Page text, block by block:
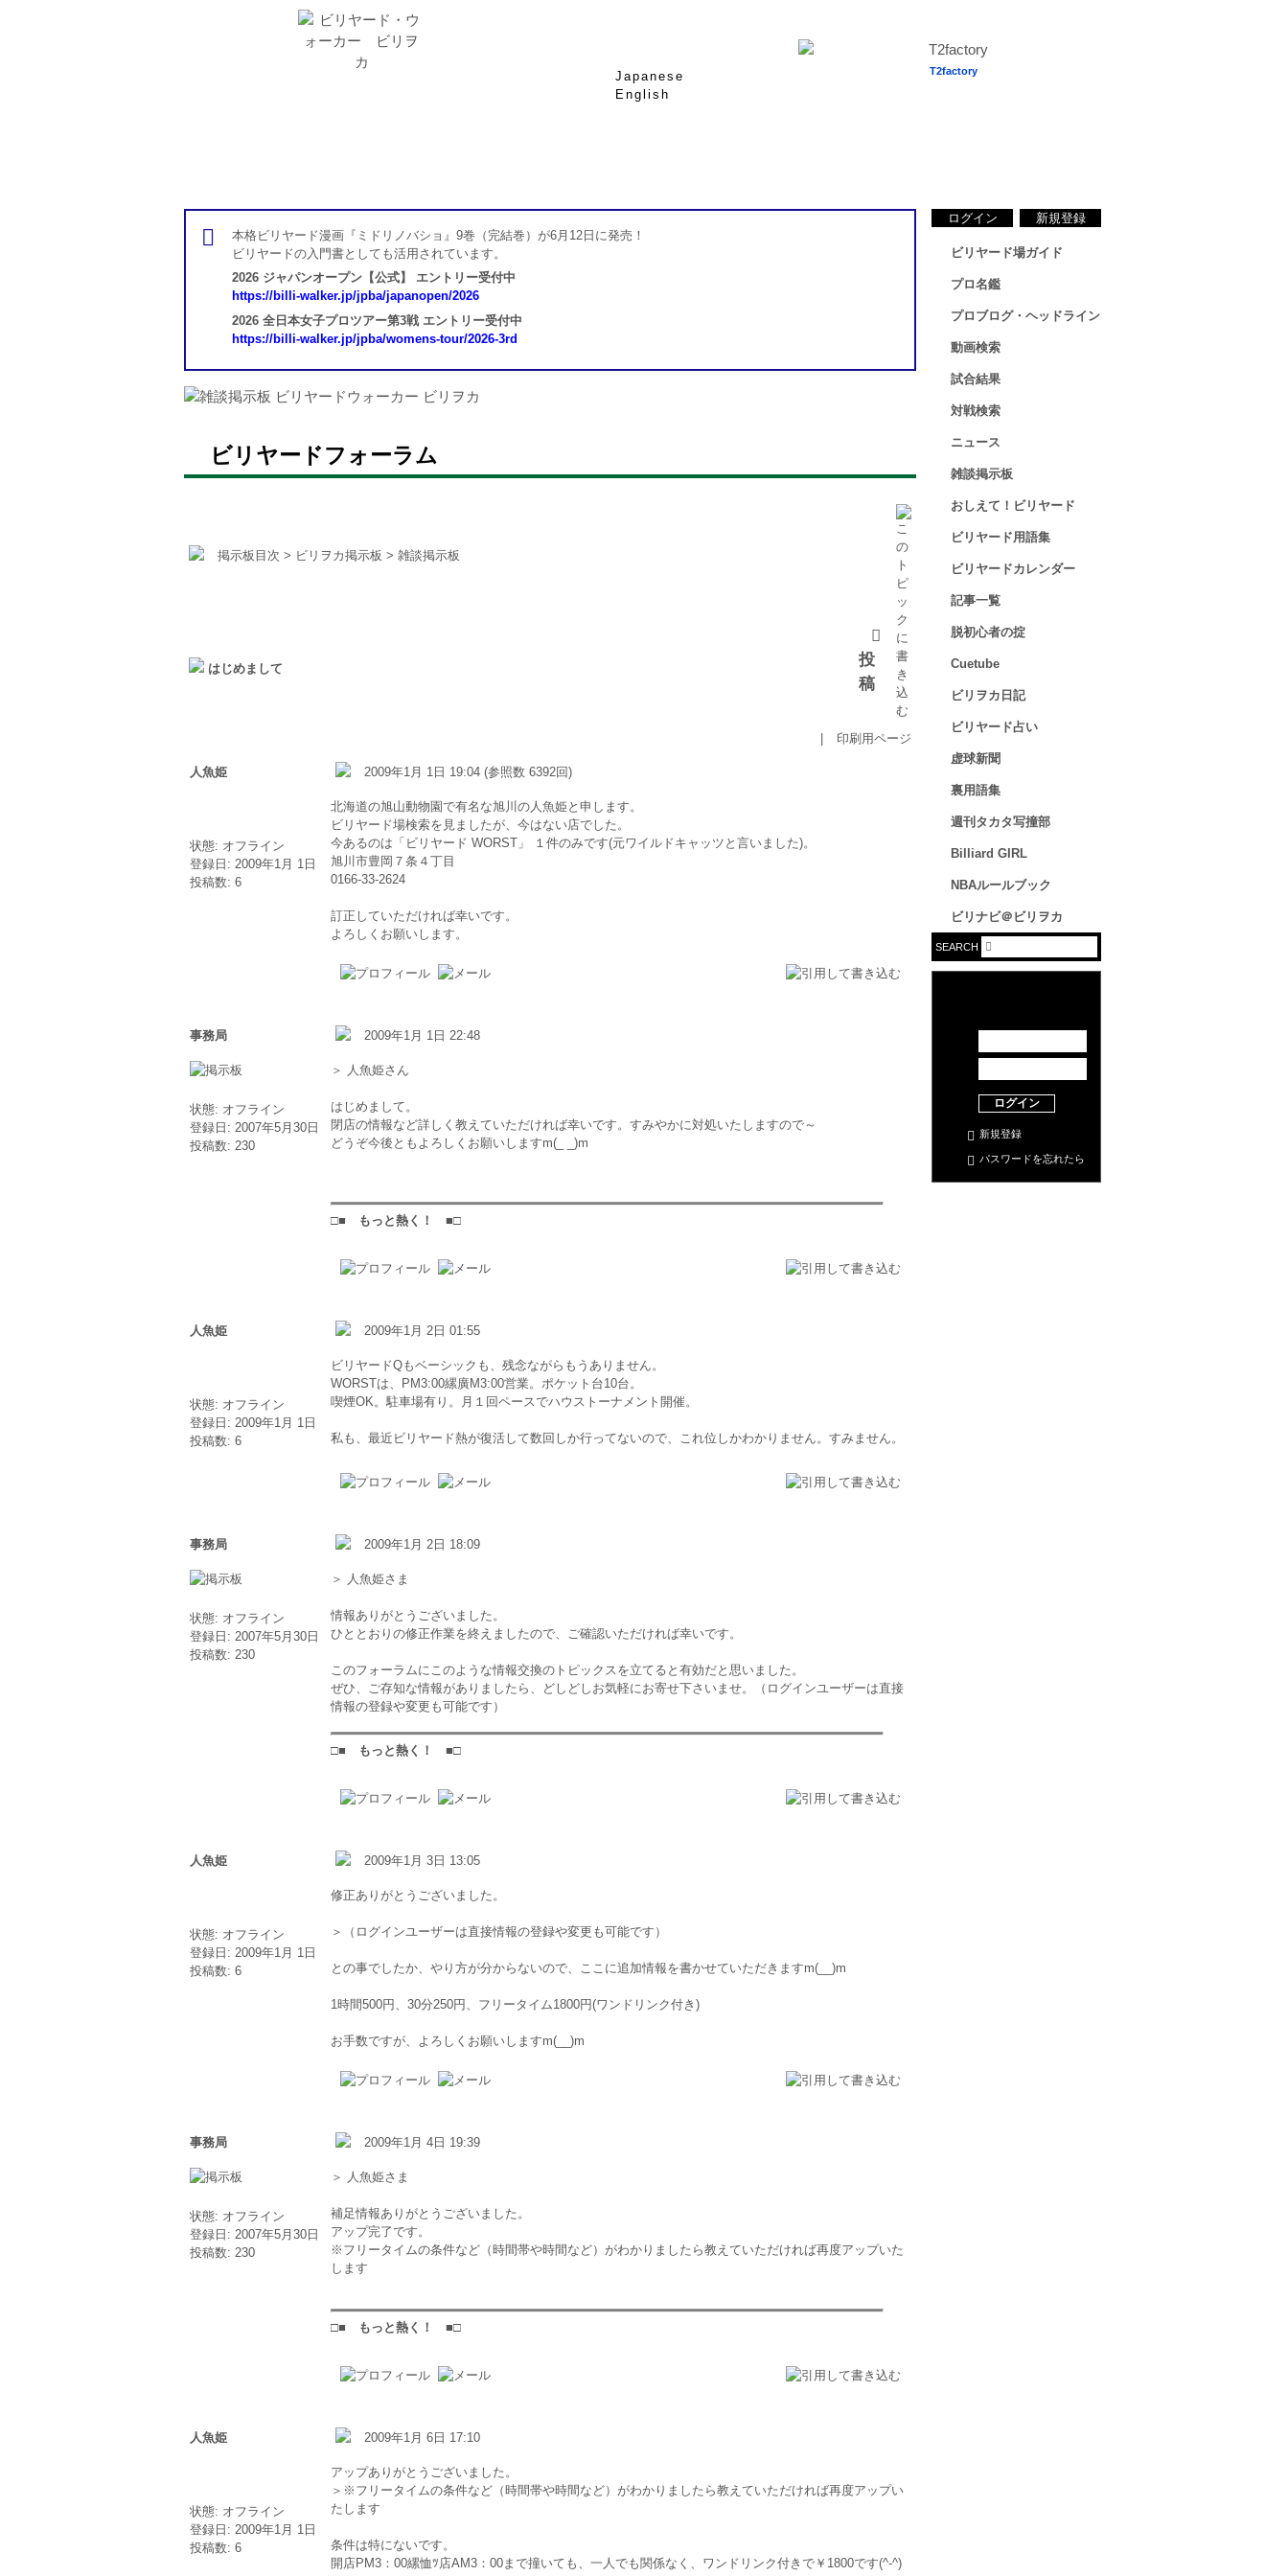
Japanese
English
T2factory
本格ビリヤード漫画『ミドリノバショ』9巻（完結巻）が6月12日に発売！
ビリヤードの入門書としても活用されています。
2026 ジャパンオープン【公式】 エントリー受付中
https://billi-walker.jp/jpba/japanopen/2026
2026 全日本女子プロツアー第3戦 エントリー受付中
https://billi-walker.jp/jpba/womens-tour/2026-3rd
ビリヤードフォーラム
掲示板目次 > ビリヲカ掲示板 > 雑談掲示板

投
稿
はじめまして
印刷用ページ
人魚姫 2009年1月 1日 19:04 (参照数 6392回)
状態: オフライン
登録日: 2009年1月 1日
投稿数: 6
北海道の旭山動物園で有名な旭川の人魚姫と申します。
ビリヤード場検索を見ましたが、今はない店でした。
今あるのは「ビリヤード WORST」 １件のみです(元ワイルドキャッツと言いました)。
旭川市豊岡７条４丁目
0166-33-2624
訂正していただければ幸いです。
よろしくお願いします。
事務局 2009年1月 1日 22:48
状態: オフライン
登録日: 2007年5月30日
投稿数: 230
＞ 人魚姫さん
はじめまして。
閉店の情報など詳しく教えていただければ幸いです。すみやかに対処いたしますので～
どうぞ今後ともよろしくお願いしますm(_ _)m
□■ もっと熱く！ ■□
人魚姫 2009年1月 2日 01:55
状態: オフライン
登録日: 2009年1月 1日
投稿数: 6
ビリヤードQもベーシックも、残念ながらもうありません。
WORSTは、PM3:00縲廣M3:00営業。ポケット台10台。
喫煙OK。駐車場有り。月１回ペースでハウストーナメント開催。
私も、最近ビリヤード熱が復活して数回しか行ってないので、これ位しかわかりません。すみません。
事務局 2009年1月 2日 18:09
状態: オフライン
登録日: 2007年5月30日
投稿数: 230
＞ 人魚姫さま
情報ありがとうございました。
ひととおりの修正作業を終えましたので、ご確認いただければ幸いです。
このフォーラムにこのような情報交換のトピックスを立てると有効だと思いました。
ぜひ、ご存知な情報がありましたら、どしどしお気軽にお寄せ下さいませ。（ログインユーザーは直接
情報の登録や変更も可能です）
□■ もっと熱く！ ■□
人魚姫 2009年1月 3日 13:05
状態: オフライン
登録日: 2009年1月 1日
投稿数: 6
修正ありがとうございました。
＞（ログインユーザーは直接情報の登録や変更も可能です）
との事でしたか、やり方が分からないので、ここに追加情報を書かせていただきますm(__)m
1時間500円、30分250円、フリータイム1800円(ワンドリンク付き)
お手数ですが、よろしくお願いしますm(__)m
事務局 2009年1月 4日 19:39
状態: オフライン
登録日: 2007年5月30日
投稿数: 230
＞ 人魚姫さま
補足情報ありがとうございました。
アップ完了です。
※フリータイムの条件など（時間帯や時間など）がわかりましたら教えていただければ再度アップいた
します
□■ もっと熱く！ ■□
人魚姫 2009年1月 6日 17:10
状態: オフライン
登録日: 2009年1月 1日
投稿数: 6
アップありがとうございました。
＞※フリータイムの条件など（時間帯や時間など）がわかりましたら教えていただければ再度アップい
たします
条件は特にないです。
開店PM3：00縲恤ﾂ店AM3：00まで撞いても、一人でも関係なく、ワンドリンク付きで￥1800です(^-^)
ログイン 新規登録
ビリヤード場ガイド
プロ名鑑
プロブログ・ヘッドライン
動画検索
試合結果
対戦検索
ニュース
雑談掲示板
おしえて！ビリヤード
ビリヤード用語集
ビリヤードカレンダー
記事一覧
脱初心者の掟
Cuetube
ビリヲカ日記
ビリヤード占い
虚球新聞
裏用語集
週刊タカタ写撞部
Billiard GIRL
NBAルールブック
ビリナビ＠ビリヲカ
SEARCH
ログイン
新規登録
パスワードを忘れたら